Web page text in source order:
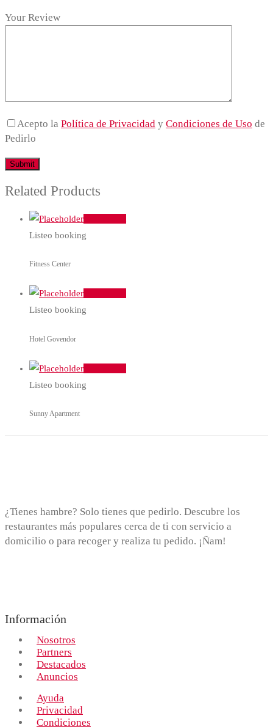
Your Review
Acepto la Política de Privacidad y Condiciones de Uso de
Pedirlo
Related Products
Listeo booking
Fitness Center
Listeo booking
Hotel Govendor
Listeo booking
Sunny Apartment
¿Tienes hambre? Solo tienes que pedirlo. Descubre los
restaurantes más populares cerca de ti con servicio a
domicilio o para recoger y realiza tu pedido. ¡Ñam!
Información
Nosotros
Partners
Destacados
Anuncios
Ayuda
Privacidad
Condiciones